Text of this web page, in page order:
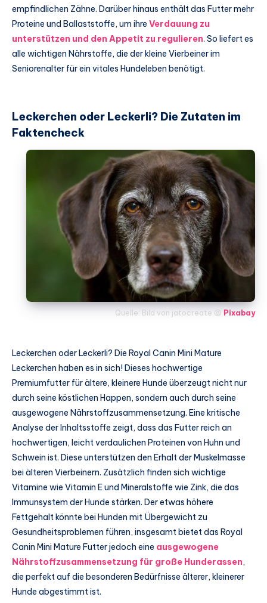
empfindlichen Zähne. Darüber hinaus enthält das Futter mehr
Proteine und Ballaststoffe, um ihre Verdauung zu
unterstützen und den Appetit zu regulieren. So liefert es
alle wichtigen Nährstoffe, die der kleine Vierbeiner im
Seniorenalter für ein vitales Hundeleben benötigt.
Leckerchen oder Leckerli? Die Zutaten im
Faktencheck
Quelle: Bild von jatocreate @ Pixabay
Leckerchen oder Leckerli? Die Royal Canin Mini Mature
Leckerchen haben es in sich! Dieses hochwertige
Premiumfutter für ältere, kleinere Hunde überzeugt nicht nur
durch seine köstlichen Happen, sondern auch durch seine
ausgewogene Nährstoffzusammensetzung. Eine kritische
Analyse der Inhaltsstoffe zeigt, dass das Futter reich an
hochwertigen, leicht verdaulichen Proteinen von Huhn und
Schwein ist. Diese unterstützen den Erhalt der Muskelmasse
bei älteren Vierbeinern. Zusätzlich finden sich wichtige
Vitamine wie Vitamin E und Mineralstoffe wie Zink, die das
Immunsystem der Hunde stärken. Der etwas höhere
Fettgehalt könnte bei Hunden mit Übergewicht zu
Gesundheitsproblemen führen, insgesamt bietet das Royal
Canin Mini Mature Futter jedoch eine ausgewogene
Nährstoffzusammensetzung für große Hunderassen,
die perfekt auf die besonderen Bedürfnisse älterer, kleinerer
Hunde abgestimmt ist.